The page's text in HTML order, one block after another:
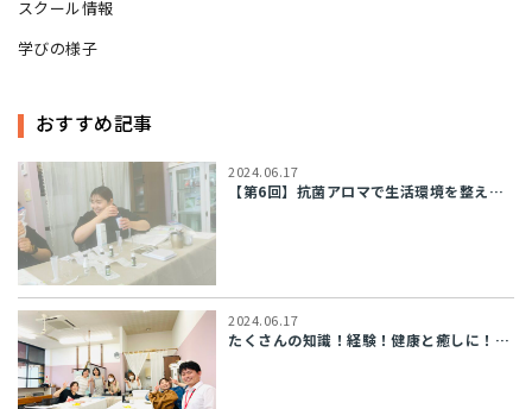
スクール情報
学びの様子
おすすめ記事
2024.06.17
【第6回】抗菌アロマで生活環境を整える！＆女性のライフステージに合わせたアロマテ...
2024.06.17
たくさんの知識！経験！健康と癒しに！濃密な３ヶ月間！みゆきカレッジ独自の特典プロ...